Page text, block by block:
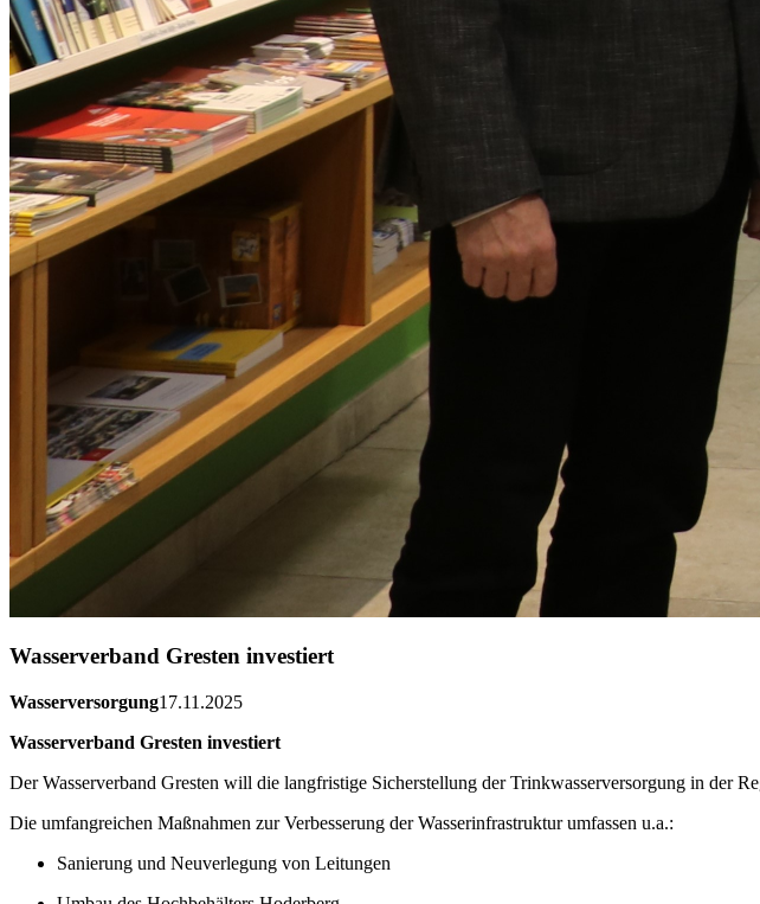
Wasserverband Gresten investiert
Wasserversorgung17.11.2025
Wasserverband Gresten investiert
Der Wasserverband Gresten will die langfristige Sicherstellung der Trinkwasserversorgung in der
Die umfangreichen Maßnahmen zur Verbesserung der Wasserinfrastruktur umfassen u.a.:
Sanierung und Neuverlegung von Leitungen